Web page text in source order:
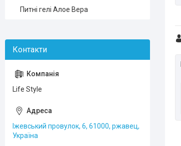
Питні гелі Алое Вера
Life Style
Іжевський провулок, 6, 61000, ржавец,
Україна